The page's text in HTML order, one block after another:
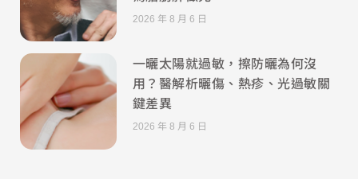
2026 年 8 月 6 日
一曬太陽就過敏，擦防曬為何沒
用？醫解析曬傷、熱疹、光過敏關
鍵差異
2026 年 8 月 6 日